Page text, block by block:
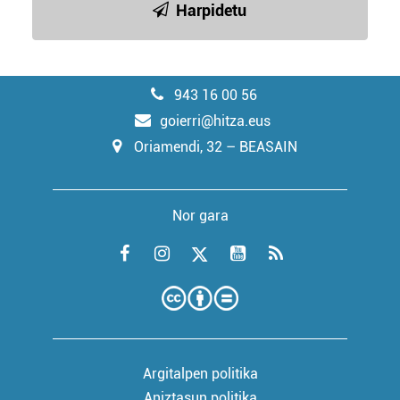
Harpidetu
943 16 00 56
goierri@hitza.eus
Oriamendi, 32 – BEASAIN
Nor gara
Argitalpen politika